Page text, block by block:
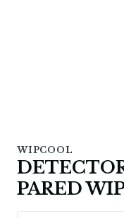
WIPCOOL
PARED